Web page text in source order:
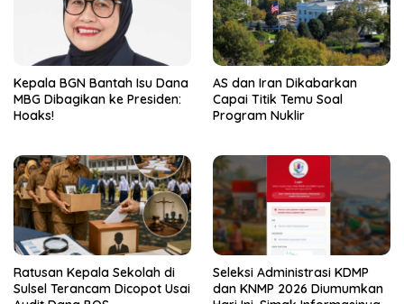
Kepala BGN Bantah Isu Dana
MBG Dibagikan ke Presiden:
Hoaks!
AS dan Iran Dikabarkan
Capai Titik Temu Soal
Program Nuklir
Ratusan Kepala Sekolah di
Sulsel Terancam Dicopot Usai
Seleksi Administrasi KDMP
dan KNMP 2026 Diumumkan